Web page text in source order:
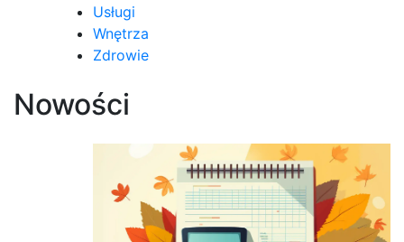
Usługi
Wnętrza
Zdrowie
Nowości